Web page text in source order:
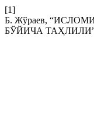
[1]
Б. Жўраев,
БЎЙИЧА